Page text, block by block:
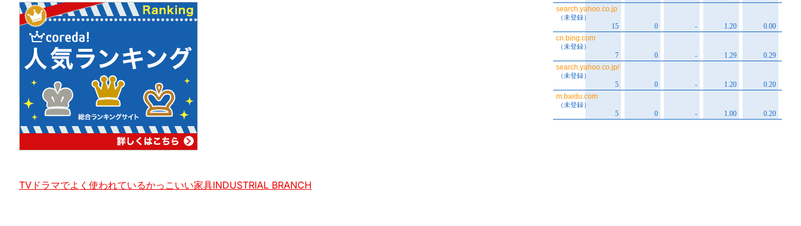
TVドラマでよく使われているかっこいい家具INDUSTRIAL BRANCH